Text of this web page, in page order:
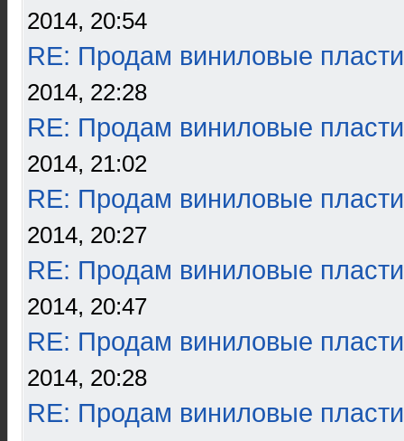
2014, 20:54
RE: Продам виниловые
2014, 22:28
RE: Продам виниловые
2014, 21:02
RE: Продам виниловые
2014, 20:27
RE: Продам виниловые
2014, 20:47
RE: Продам виниловые
2014, 20:28
RE: Продам виниловые